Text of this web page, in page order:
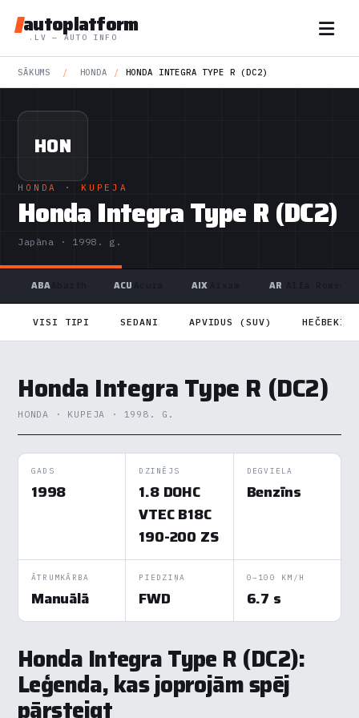
autoplatform
.LV — AUTO INFO
SĀKUMS / HONDA / HONDA INTEGRA TYPE R (DC2)
HON
HONDA · KUPEJA
Honda Integra Type R (DC2)
Japāna · 1998. g.
ABA ACU AIX AR
VISI TIPI SEDANI APVIDUS (SUV) HEČBEKI
Honda Integra Type R (DC2)
HONDA · KUPEJA · 1998. G.
GADS
1998
DZINĒJS
1.8 DOHC
VTEC B18C
190-200 ZS
DEGVIELA
Benzīns
ĀTRUMKĀRBA
Manuālā
PIEDZIŅA
FWD
0–100 KM/H
6.7 s
Honda Integra Type R (DC2):
Leģenda, kas joprojām spēj
pārsteigt